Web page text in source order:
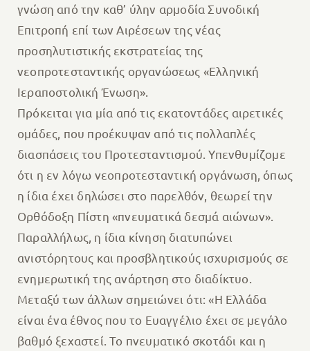
γνώση από την καθ’ ύλην αρμοδία Συνοδική
Επιτροπή επί των Αιρέσεων της νέας
προσηλυτιστικής εκστρατείας της
νεοπροτεσταντικής οργανώσεως «Ελληνική
Ιεραποστολική Ένωση».
Πρόκειται για μία από τις εκατοντάδες αιρετικές
ομάδες, που προέκυψαν από τις πολλαπλές
διασπάσεις του Προτεσταντισμού. Υπενθυμίζομε
ότι η εν λόγω νεοπροτεσταντική οργάνωση, όπως
η ίδια έχει δηλώσει στο παρελθόν, θεωρεί την
Ορθόδοξη Πίστη «πνευματικά δεσμά αιώνων».
Παραλλήλως, η ίδια κίνηση διατυπώνει
ανιστόρητους και προσβλητικούς ισχυρισμούς σε
ενημερωτική της ανάρτηση στο διαδίκτυο.
Μεταξύ των άλλων σημειώνει ότι: «Η Ελλάδα
είναι ένα έθνος που το Ευαγγέλιο έχει σε μεγάλο
βαθμό ξεχαστεί. Το πνευματικό σκοτάδι και η